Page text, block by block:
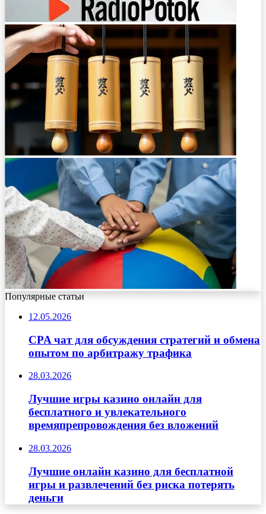
Популярные статьи
12.05.2026
CPA чат для обсуждения стратегий и обмена
опытом по арбитражу трафика
28.03.2026
Лучшие игры казино онлайн для
бесплатного и увлекательного
времяпрепровождения без вложений
28.03.2026
Лучшие онлайн казино для бесплатной
игры и развлечений без риска потерять
деньги